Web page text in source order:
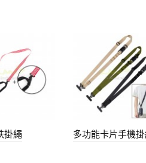
掛繩 多功能卡片手機